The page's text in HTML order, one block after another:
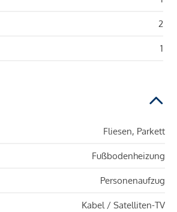
2
1
Fliesen, Parkett
Fußbodenheizung
Personenaufzug
Kabel / Satelliten-TV